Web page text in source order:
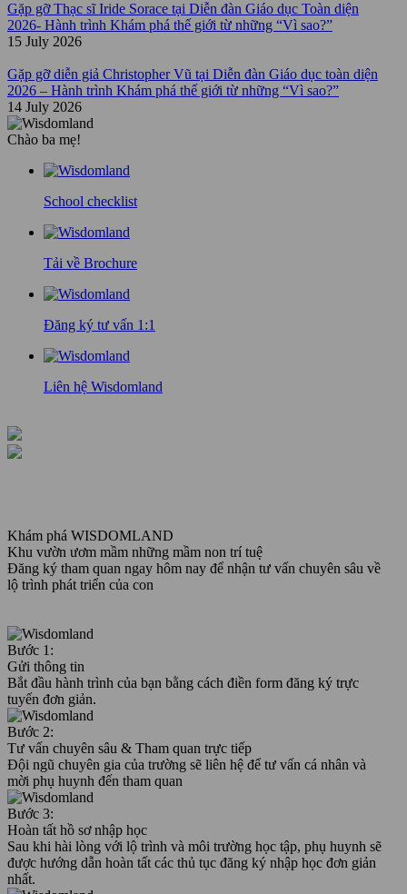
Gặp gỡ Thạc sĩ Iride Sorace tại Diễn đàn Giáo dục Toàn diện
2026- Hành trình Khám phá thế giới từ những “Vì sao?”
15 July 2026
Gặp gỡ diễn giả Christopher Vũ tại Diễn đàn Giáo dục toàn diện
2026 – Hành trình Khám phá thế giới từ những “Vì sao?”
14 July 2026
Chào ba mẹ!
School checklist
Tải về Brochure
Đăng ký tư vấn 1:1
Liên hệ Wisdomland
Khám phá WISDOMLAND
Khu vườn ươm mầm những mầm non trí tuệ
Đăng ký tham quan ngay hôm nay để nhận tư vấn chuyên sâu về
lộ trình phát triển của con
Bước 1:
Gửi thông tin
Bắt đầu hành trình của bạn bằng cách điền form đăng ký trực
tuyến đơn giản.
Bước 2:
Tư vấn chuyên sâu & Tham quan trực tiếp
Đội ngũ chuyên gia của trường sẽ liên hệ để tư vấn cá nhân và
mời phụ huynh đến tham quan
Bước 3:
Hoàn tất hồ sơ nhập học
Sau khi hài lòng với lộ trình và môi trường học tập, phụ huynh sẽ
được hướng dẫn hoàn tất các thủ tục đăng ký nhập học đơn giản
nhất.